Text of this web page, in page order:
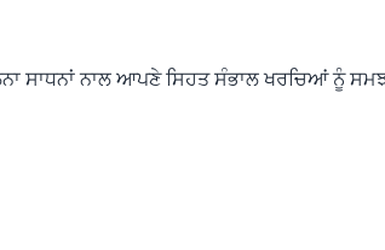
ਸਾਧਨਾਂ ਨਾਲ ਆਪਣੇ ਸਿਹਤ ਸੰਭਾਲ ਖਰਚਿਆਂ ਨੂੰ